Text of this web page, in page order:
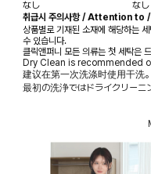
なし
なし
취급시 주의사항 / Attention to
상품별로 기재된 소재에 해당하는
수 있습니다.
클릭앤퍼니 모든 의류는 첫 세탁은
Dry Clean is recommended
建议在第一次洗涤时使用干洗。
最初の洗浄ではドライクリーニ